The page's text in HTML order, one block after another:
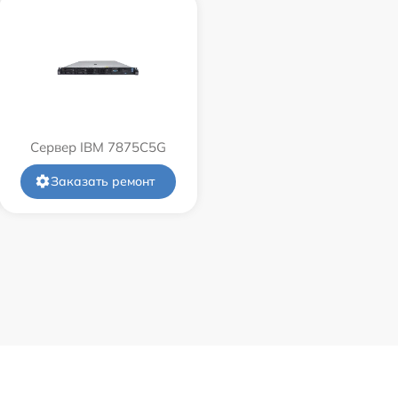
Сервер IBM 7875C5G
Заказать ремонт